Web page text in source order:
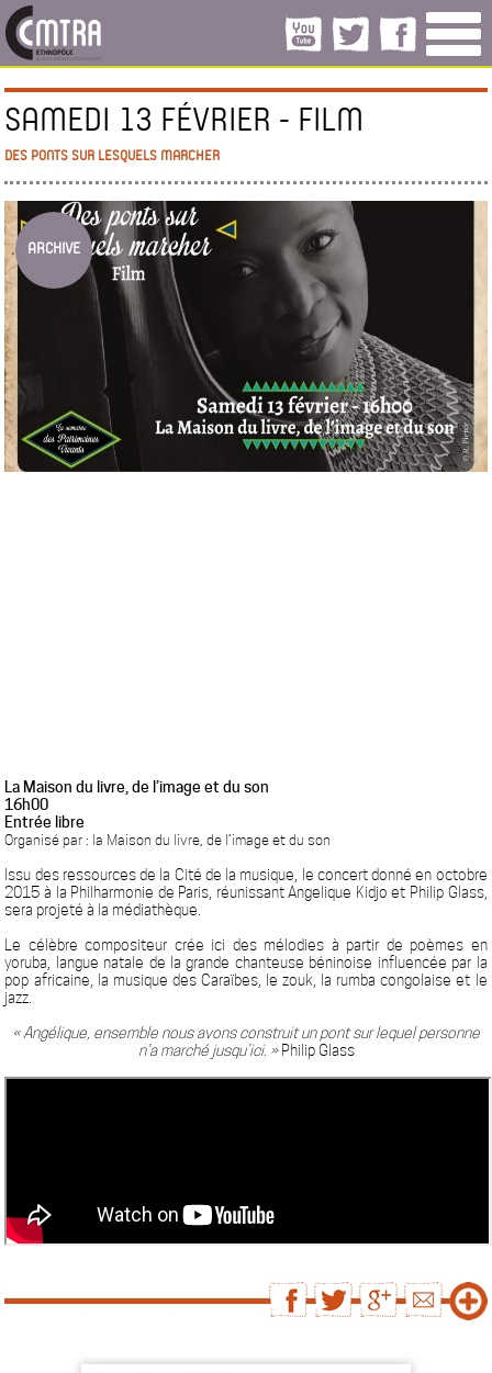
SAMEDI 13 FÉVRIER - FILM
DES PONTS SUR LESQUELS MARCHER
ARCHIVE
La Maison du livre, de l’image et du son
16h00
Entrée libre
Organisé par : la Maison du livre, de l’image et du son
Issu des ressources de la Cité de la musique, le concert donné en octobre
2015 à la Philharmonie de Paris, réunissant Angelique Kidjo et Philip Glass,
sera projeté à la médiathèque.
Le célèbre compositeur crée ici des mélodies à partir de poèmes en
yoruba, langue natale de la grande chanteuse béninoise influencée par la
pop africaine, la musique des Caraïbes, le zouk, la rumba congolaise et le
jazz.
« Angélique, ensemble nous avons construit un pont sur lequel personne
n’a marché jusqu’ici. »Philip Glass